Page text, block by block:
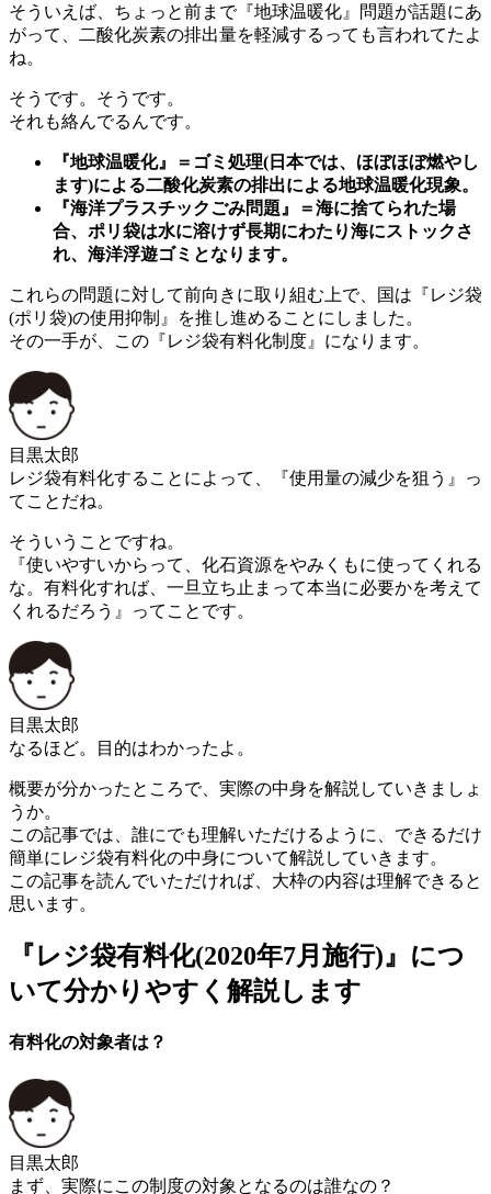
そういえば、ちょっと前まで『地球温暖化』問題が話題にあ
がって、二酸化炭素の排出量を軽減するっても言われてたよ
ね。
そうです。そうです。
それも絡んでるんです。
『地球温暖化』＝ゴミ処理(日本では、ほぼほぼ燃やし
ます)による二酸化炭素の排出による地球温暖化現象。
『海洋プラスチックごみ問題』＝海に捨てられた場
合、ポリ袋は水に溶けず長期にわたり海にストックさ
れ、海洋浮遊ゴミとなります。
これらの問題に対して前向きに取り組む上で、国は『レジ袋
(ポリ袋)の使用抑制』を推し進めることにしました。
その一手が、この『レジ袋有料化制度』になります。
目黒太郎
レジ袋有料化することによって、『使用量の減少を狙う』っ
てことだね。
そういうことですね。
『使いやすいからって、化石資源をやみくもに使ってくれる
な。有料化すれば、一旦立ち止まって本当に必要かを考えて
くれるだろう』ってことです。
目黒太郎
なるほど。目的はわかったよ。
概要が分かったところで、実際の中身を解説していきましょ
うか。
この記事では、誰にでも理解いただけるように、できるだけ
簡単にレジ袋有料化の中身について解説していきます。
この記事を読んでいただければ、大枠の内容は理解できると
思います。
『レジ袋有料化(2020年7月施行)』につ
いて分かりやすく解説します
有料化の対象者は？
目黒太郎
まず、実際にこの制度の対象となるのは誰なの？